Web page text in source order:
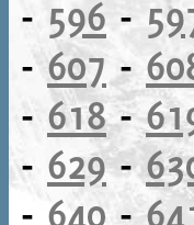
- 596 -
-607 -
- 618-
- 629-
- 640 -